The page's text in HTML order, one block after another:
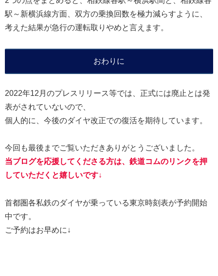
駅～新横浜線方面、双方の乗換回数を極力減らすように、
考えた結果が急行の運転取りやめと言えます。
おわりに
2022年12月のプレスリリース等では、正式には廃止とは発
表がされていないので、
個人的に、今後のダイヤ改正での復活を期待しています。
今回も最後までご覧いただきありがとうございました。
当ブログを応援してくださる方は、鉄道コムのリンクを押
していただくと嬉しいです↓
首都圏各私鉄のダイヤが乗っている東京時刻表が予約開始
中です。
ご予約はお早めに↓